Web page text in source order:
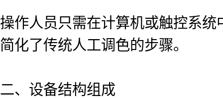
操作人员只需在计算机或触控系
简化了传统人工调色的步骤。
二、设备结构组成